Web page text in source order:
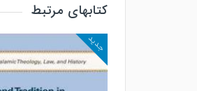
کتابهای مرتبط
جدید